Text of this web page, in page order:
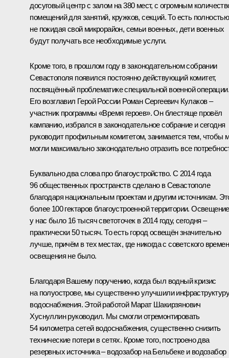
досуговый центр с залом на 380 мест, с огромным
помещений для занятий, кружков, секций. То есть
не покидая свой микрорайон, семьи военных, дети военных
будут получать все необходимые услуги.
Кроме того, в прошлом году в законодательном собрании
Севастополя появился постоянно действующий комитет,
посвящённый проблематике специальной военной операции.
Его возглавил Герой России Роман Сергеевич Кулаков –
участник программы «Время героев». Он блестяще провёл
кампанию, избрался в законодательное собрание и сегодня
руководит профильным комитетом, занимается тем, чтобы
могли максимально законодательно отразить все
Буквально два слова про благоустройство. С 2014 года
96 общественных пространств сделано в Севастополе
благодаря национальным проектам и другим источникам.
более 100 гектаров благоустроенной территории.
у нас было 16 тысяч светоточек в 2014 году, сегодня –
практически 50 тысяч. То есть город освещён значительно
лучше, причём в тех местах, где никогда с советского
освещения не было.
Благодаря Вашему поручению, когда был водный кризис
на полуострове, мы существенно улучшили инфраструктуру
водоснабжения. Этой работой Марат Шакирзянович
Хуснуллин руководил. Мы смогли отремонтировать
54 километра сетей водоснабжения, существенно снизить
технические потери в сетях. Кроме того, построено два
резервных источника – водозабор на Бельбеке и водозабор